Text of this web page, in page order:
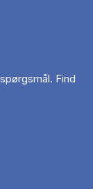
Find